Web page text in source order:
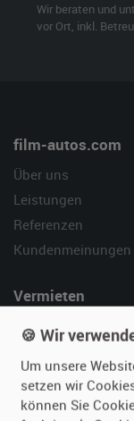
Wir beraten und
vor Ort, inkl.
film-autos.com
Über uns
Leistungen
Referenzen
Kundenmeinungen
Vermieten
Oldtimer anmelden
Fragen für
Inserat verwalten
🍪 Wir
Um unsere
setzen wir
können Sie